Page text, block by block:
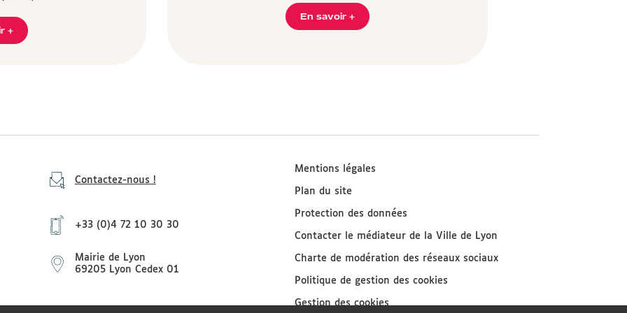
+
En savoir +
Contactez-nous !
+33 (0)4 72 10 30 30
Mairie de Lyon
69205 Lyon Cedex 01
Mentions légales
Plan du site
Protection des données
Contacter le médiateur de la Ville de Lyon
Charte de modération des réseaux sociaux
Politique de gestion des cookies
Gestion des cookies